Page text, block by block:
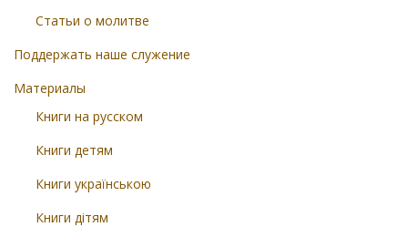
Статьи о молитве
Поддержать наше служение
Материалы
Книги на русском
Книги детям
Книги українською
Книги дітям